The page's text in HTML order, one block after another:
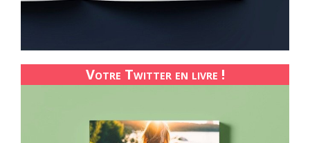
Votre Twitter en livre !